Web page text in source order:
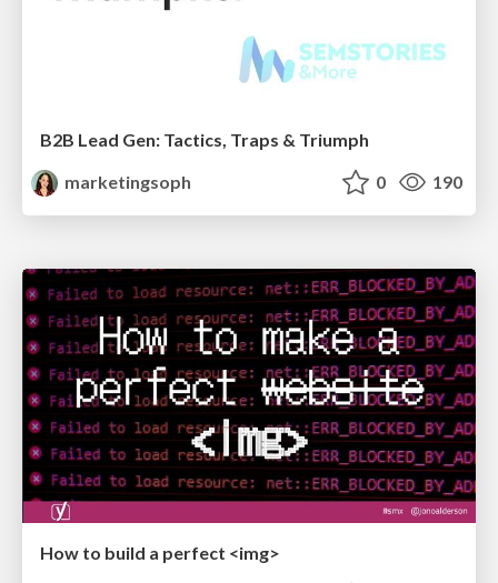
B2B Lead Gen: Tactics, Traps & Triumph
marketingsoph
0 190
How to build a perfect <img>